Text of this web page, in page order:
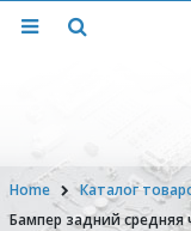
Home Каталог
Бампер задний средняя